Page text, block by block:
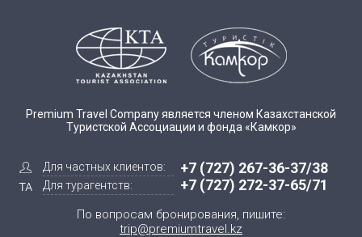
Premium Travel Company является членом Казахстанской
Туристской Ассоциации и фонда «Камкор»
Для частных клиентов:
Для турагентств:
+7 (727) 267-36-37/38
+7 (727) 272-37-65/71
По вопросам бронирования, пишите:
trip@premiumtravel.kz